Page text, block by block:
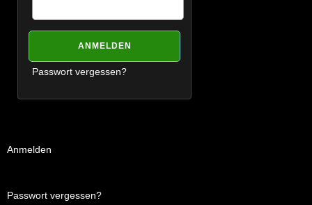
Passwort vergessen?
Anmelden
Passwort vergessen?